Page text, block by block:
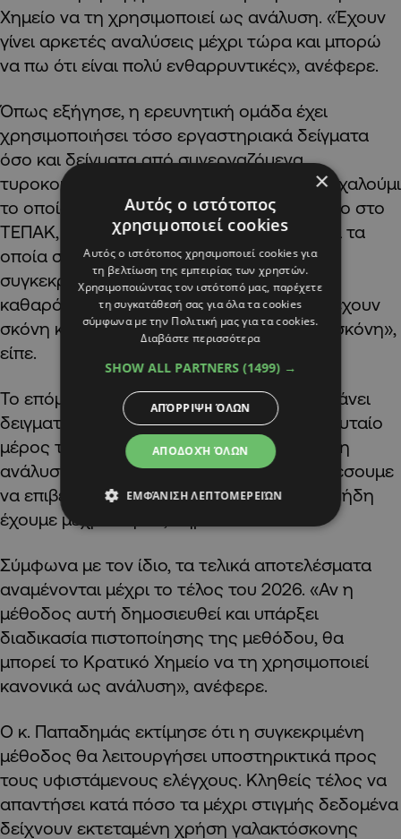
Χημείο να τη χρησιμοποιεί ως ανάλυση. «Έχουν
γίνει αρκετές αναλύσεις μέχρι τώρα και μπορώ
να πω ότι είναι πολύ ενθαρρυντικές», ανέφερε.
Όπως εξήγησε, η ερευνητική ομάδα έχει
χρησιμοποιήσει τόσο εργαστηριακά δείγματα
όσο και δείγματα από συνεργαζόμενα
τυροκομεία. «Έχουμε πάρει δείγματα από χαλούμι
το οποίο φτιάχνουμε εμείς στο εργαστήριο στο
ΤΕΠΑΚ, αλλά και δείγματα από τυροκομεία τα
οποία συνεργάζονται μαζί μας για το
συγκεκριμένο project. Αυτά δείχνουν έναν
καθαρό διαχωρισμό των προϊόντων που έχουν
σκόνη και των προϊόντων που δεν έχουν σκόνη»,
είπε.
Το επόμενο στάδιο της έρευνας περιλαμβάνει
δειγματοληψίες από την αγορά. «Στο τελευταίο
μέρος των αναλύσεων θα γίνει μεγαλύτερη
ανάλυση από την αγορά και έτσι θα μπορέσουμε
να επιβεβαιώσουμε τα αποτελέσματα που ήδη
έχουμε μέχρι τώρα», σημείωσε.
Σύμφωνα με τον ίδιο, τα τελικά αποτελέσματα
αναμένονται μέχρι το τέλος του 2026. «Αν η
μέθοδος αυτή δημοσιευθεί και υπάρξει
διαδικασία πιστοποίησης της μεθόδου, θα
μπορεί το Κρατικό Χημείο να τη χρησιμοποιεί
κανονικά ως ανάλυση», ανέφερε.
Ο κ. Παπαδημάς εκτίμησε ότι η συγκεκριμένη
μέθοδος θα λειτουργήσει υποστηρικτικά προς
τους υφιστάμενους ελέγχους. Κληθείς τέλος να
απαντήσει κατά πόσο τα μέχρι στιγμής δεδομένα
δείχνουν εκτεταμένη χρήση γαλακτόσκονης
×
Αυτός ο ιστότοπος
χρησιμοποιεί cookies
Αυτός ο ιστότοπος χρησιμοποιεί cookies για
τη βελτίωση της εμπειρίας των χρηστών.
Χρησιμοποιώντας τον ιστότοπό μας, παρέχετε
τη συγκατάθεσή σας για όλα τα cookies
σύμφωνα με την Πολιτική μας για τα cookies.
Διαβάστε περισσότερα
SHOW ALL PARTNERS (1499) →
ΑΠΟΔΟΧΉ ΌΛΩΝ
ΑΠΌΡΡΙΨΗ ΌΛΩΝ
ΕΜΦΆΝΙΣΗ ΛΕΠΤΟΜΕΡΕΙΏΝ